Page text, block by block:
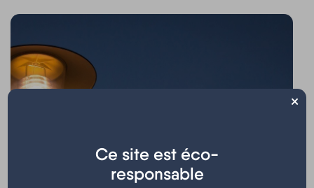
Ce site est éco-
responsable
×